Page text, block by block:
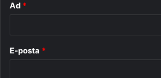
Ad *
E-posta *